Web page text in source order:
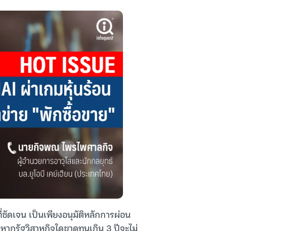
ดเจน เป็นเพียงอนุมัติหลักการผ่อน
ากรัฐวิสาหกิจใดขาดทุนเกิน 3 ปีจะไม่